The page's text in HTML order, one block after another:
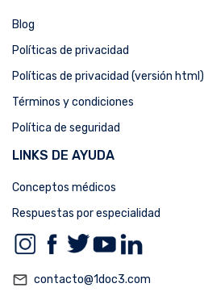
Blog
Políticas de privacidad
Políticas de privacidad (versión html)
Términos y condiciones
Política de seguridad
LINKS DE AYUDA
Conceptos médicos
Respuestas por especialidad
mail_outline contacto@1doc3.com